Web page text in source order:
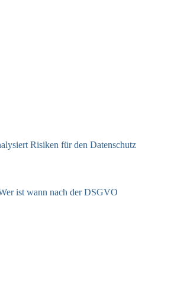
Risiken für den Datenschutz